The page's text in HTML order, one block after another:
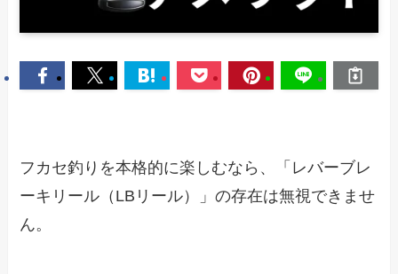
フカセ釣りを本格的に楽しむなら、「レバーブレ
ーキリール（LBリール）」の存在は無視できませ
ん。